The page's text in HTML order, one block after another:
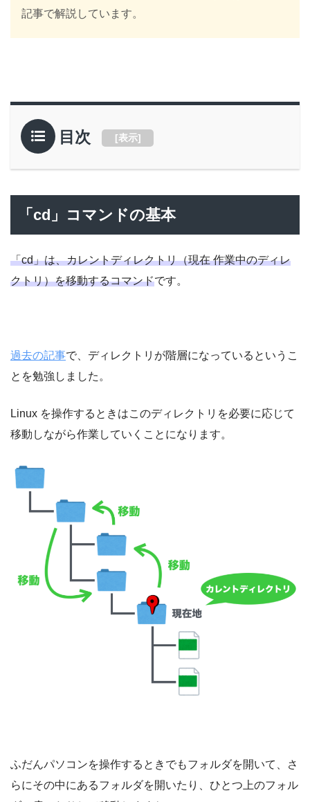
記事で解説しています。
目次 [表示]
「cd」コマンドの基本
「cd」は、カレントディレクトリ（現在 作業中のディレ
クトリ）を移動するコマンドです。
過去の記事で、ディレクトリが階層になっているというこ
とを勉強しました。
Linux を操作するときはこのディレクトリを必要に応じて
移動しながら作業していくことになります。
ふだんパソコンを操作するときでもフォルダを開いて、さ
らにその中にあるフォルダを開いたり、ひとつ上のフォル